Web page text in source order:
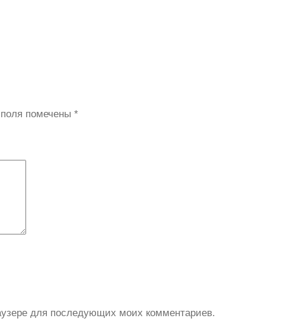
помечены *
для последующих моих комментариев.